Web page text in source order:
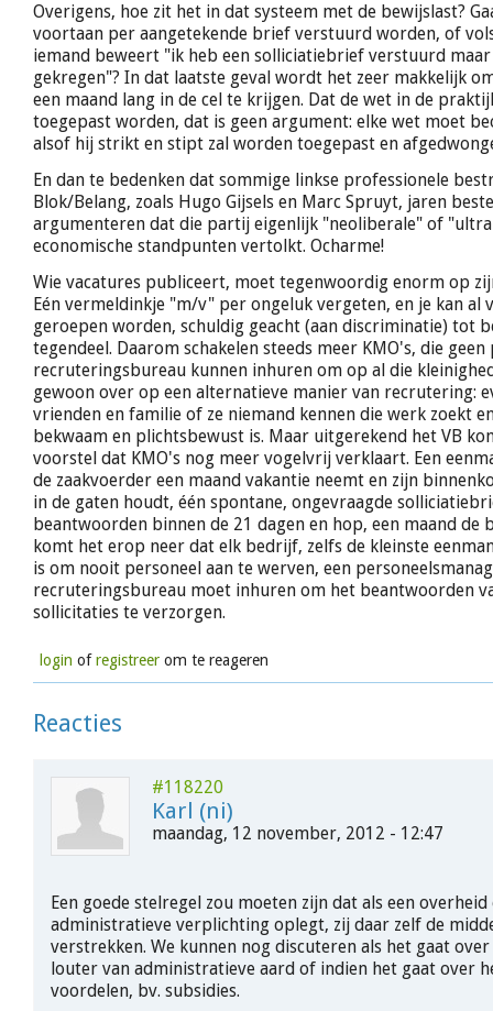
Overigens, hoe zit het in dat systeem met de bewijslast?
voortaan per aangetekende brief verstuurd worden, of
iemand beweert "ik heb een solliciatiebrief verstuurd
gekregen"? In dat laatste geval wordt het zeer makkelijk
een maand lang in de cel te krijgen. Dat de wet in de
toegepast worden, dat is geen argument: elke wet moet
alsof hij strikt en stipt zal worden toegepast en
En dan te bedenken dat sommige linkse professionele
Blok/Belang, zoals Hugo Gijsels en Marc Spruyt, jaren
argumenteren dat die partij eigenlijk "neoliberale" of
economische standpunten vertolkt. Ocharme!
Wie vacatures publiceert, moet tegenwoordig enorm op
Eén vermeldinkje "m/v" per ongeluk vergeten, en je kan al
geroepen worden, schuldig geacht (aan discriminatie) tot
tegendeel. Daarom schakelen steeds meer KMO's, die
recruteringsbureau kunnen inhuren om op al die
gewoon over op een alternatieve manier van recrutering:
vrienden en familie of ze niemand kennen die werk zoekt
bekwaam en plichtsbewust is. Maar uitgerekend het VB
voorstel dat KMO's nog meer vogelvrij verklaart. Een
de zaakvoerder een maand vakantie neemt en zijn
in de gaten houdt, één spontane, ongevraagde
beantwoorden binnen de 21 dagen en hop, een maand de
komt het erop neer dat elk bedrijf, zelfs de kleinste
is om nooit personeel aan te werven, een
recruteringsbureau moet inhuren om het beantwoorden
sollicitaties te verzorgen.
login ofregistreerom te reageren
Reacties
#118220
Karl (ni)
maandag, 12 november, 2012 - 12:47
Een goede stelregel zou moeten zijn dat als een overheid
administratieve verplichting oplegt, zij daar zelf de
verstrekken. We kunnen nog discuteren als het gaat
louter van administratieve aard of indien het gaat over
voordelen, bv. subsidies.